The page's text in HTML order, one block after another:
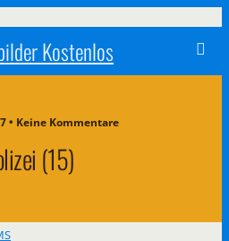
Kostenlos
• Keine Kommentare
(15)